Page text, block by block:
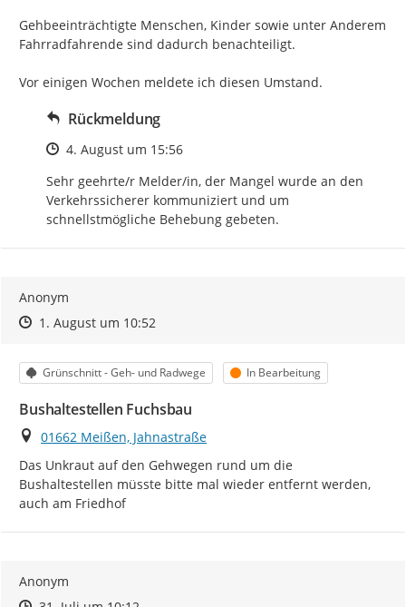
Gehbeeinträchtigte Menschen, Kinder sowie unter Anderem
Fahrradfahrende sind dadurch benachteiligt.
Vor einigen Wochen meldete ich diesen Umstand.
Rückmeldung
Zeitpunkt des Erstellens
4. August um 15:56
Sehr geehrte/r Melder/in, der Mangel wurde an den
Verkehrssicherer kommuniziert und um
schnellstmögliche Behebung gebeten.
Anonym
Zeitpunkt des Erstellens
Zeitpunkt des Erstellens
1. August um 10:52Zur Äußerung
Kategorie
Grünschnitt - Geh- und Radwege Status
In Bearbeitung
Bushaltestellen Fuchsbau
Ort
01662 Meißen, Jahnastraße
Das Unkraut auf den Gehwegen rund um die
Bushaltestellen müsste bitte mal wieder entfernt werden,
auch am Friedhof
Anonym